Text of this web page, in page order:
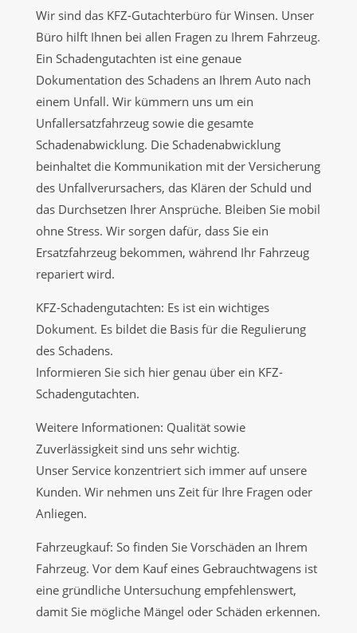
Wir sind das KFZ-Gutachterbüro für Winsen. Unser
Büro hilft Ihnen bei allen Fragen zu Ihrem Fahrzeug.
Ein Schadengutachten ist eine genaue
Dokumentation des Schadens an Ihrem Auto nach
einem Unfall. Wir kümmern uns um ein
Unfallersatzfahrzeug sowie die gesamte
Schadenabwicklung. Die Schadenabwicklung
beinhaltet die Kommunikation mit der Versicherung
des Unfallverursachers, das Klären der Schuld und
das Durchsetzen Ihrer Ansprüche. Bleiben Sie mobil
ohne Stress. Wir sorgen dafür, dass Sie ein
Ersatzfahrzeug bekommen, während Ihr Fahrzeug
repariert wird.
KFZ-Schadengutachten: Es ist ein wichtiges
Dokument. Es bildet die Basis für die Regulierung
des Schadens.
Informieren Sie sich hier genau über ein KFZ-
Schadengutachten.
Weitere Informationen: Qualität sowie
Zuverlässigkeit sind uns sehr wichtig.
Unser Service konzentriert sich immer auf unsere
Kunden. Wir nehmen uns Zeit für Ihre Fragen oder
Anliegen.
Fahrzeugkauf: So finden Sie Vorschäden an Ihrem
Fahrzeug. Vor dem Kauf eines Gebrauchtwagens ist
eine gründliche Untersuchung empfehlenswert,
damit Sie mögliche Mängel oder Schäden erkennen.